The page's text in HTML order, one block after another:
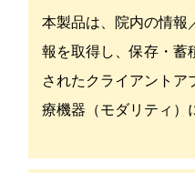
本製品は、院内の情報
報を取得し、保存・蓄
されたクライアント
療機器（モダリティ）